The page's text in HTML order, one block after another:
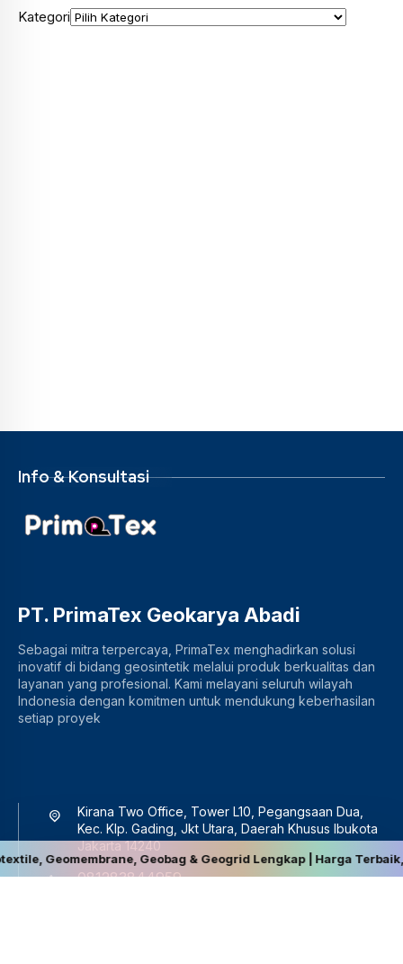
Kategori
Info & Konsultasi
PT. PrimaTex Geokarya Abadi
Sebagai mitra terpercaya, PrimaTex menghadirkan solusi
inovatif di bidang geosintetik melalui produk berkualitas dan
layanan yang profesional. Kami melayani seluruh wilayah
Indonesia dengan komitmen untuk mendukung keberhasilan
setiap proyek
Kirana Two Office, Tower L10, Pegangsaan Dua,
Kec. Klp. Gading, Jkt Utara, Daerah Khusus Ibukota
Jakarta 14240
081283844959
Geobag & Geogrid Lengkap | Harga Terbaik,